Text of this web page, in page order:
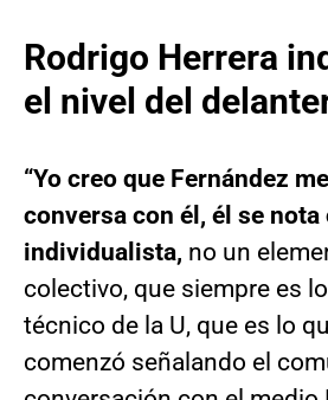
Rodrigo Herrera
el nivel del
“Yo creo que Fernández
conversa con él, él se nota
individualista, no un
colectivo, que siempre es
técnico de la U, que es lo
comenzó señalando el